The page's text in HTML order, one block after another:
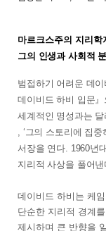
마르크스주의 지리
그의 인생과 사회적
범접하기 어려운 데
데이비드 하비 입문
세계적인 명성과는
, ‘그의 스토리에 집
서장을 연다. 1960년
지리적 사상을 풀어낸
데이비드 하비는 케
단순한 지리적 경계
제시하며 큰 반향을